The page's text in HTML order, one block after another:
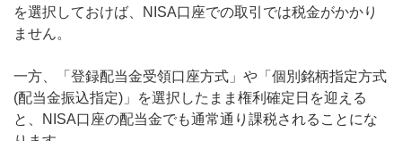
を選択しておけば、NISA口座での取引では税金がかかり
ません。
一方、「登録配当金受領口座方式」や「個別銘柄指定方式
(配当金振込指定)」を選択したまま権利確定日を迎える
と、NISA口座の配当金でも通常通り課税されることにな